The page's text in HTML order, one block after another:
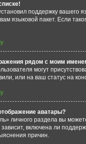
поддержку вашего
языковой пакет. Если
рядом с моим
могут
или на ваш статус на
аватары?
личного раздела вы
включена ли
причин.